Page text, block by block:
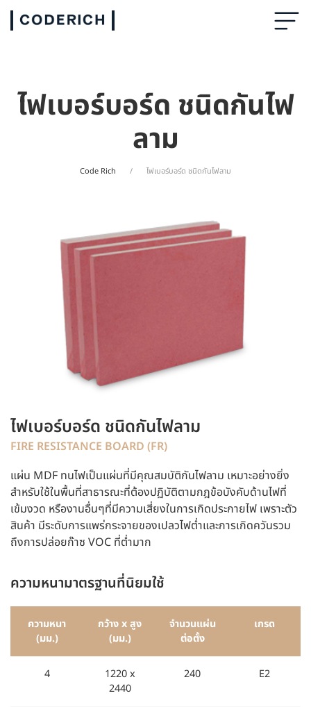
ไฟเบอร์บอร์ด ชนิดกันไฟ
ลาม
Code Rich ไฟเบอร์บอร์ด ชนิดกันไฟลาม
ไฟเบอร์บอร์ด ชนิดกันไฟลาม
FIRE RESISTANCE BOARD (FR)
แผ่น MDF ทนไฟเป็นแผ่นที่มีคุณสมบัติกันไฟลาม เหมาะอย่างยิ่ง
สำหรับใช้ในพื้นที่สาธารณะที่ต้องปฏิบัติตามกฎข้อบังคับด้านไฟที่
เข้มงวด หรืองานอื่นๆที่มีความเสี่ยงในการเกิดประกายไฟ เพราะตัว
สินค้า มีระดับการแพร่กระจายของเปลวไฟต่ำและการเกิดควันรวม
ถึงการปล่อยก๊าซ VOC ที่ต่ำมาก
ความหนามาตรฐานที่นิยมใช้
ความหนา
(มม.)
กว้าง x สูง
(มม.)
จำนวนแผ่น
ต่อตั้ง
เกรด
4
1220 x
2440
240 E2